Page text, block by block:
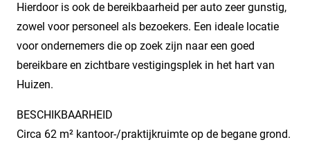
Hierdoor is ook de bereikbaarheid per auto zeer gunstig,
zowel voor personeel als bezoekers. Een ideale locatie
voor ondernemers die op zoek zijn naar een goed
bereikbare en zichtbare vestigingsplek in het hart van
Huizen.
BESCHIKBAARHEID
Circa 62 m² kantoor-/praktijkruimte op de begane grond.